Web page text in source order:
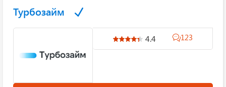
Турбозайм
4.4 123